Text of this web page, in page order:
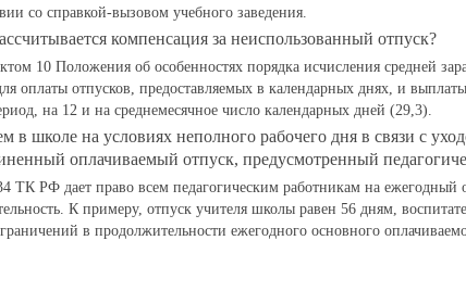
со справкой-вызовом учебного заведения.
компенсация за неиспользованный отпуск?
10 Положения об особенностях порядка исчисления средней
оплаты отпусков, предоставляемых в календарных днях, и
на 12 и на среднемесячное число календарных дней (29,3).
в школе на условиях неполного рабочего дня в связи с
оплачиваемый отпуск, предусмотренный
ТК РФ дает право всем педагогическим работникам на
К примеру, отпуск учителя школы равен 56 дням,
в продолжительности ежегодного основного